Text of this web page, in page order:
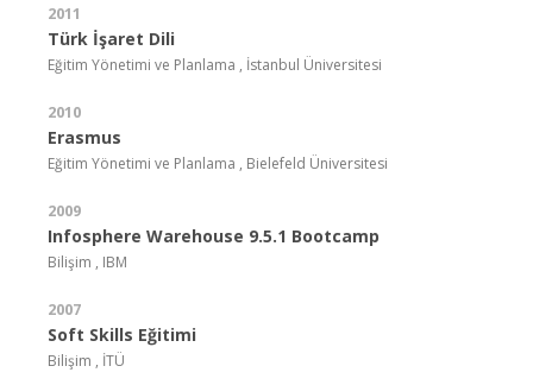
2011
Türk İşaret Dili
Eğitim Yönetimi ve Planlama , İstanbul Üniversitesi
2010
Erasmus
Eğitim Yönetimi ve Planlama , Bielefeld Üniversitesi
2009
Infosphere Warehouse 9.5.1 Bootcamp
Bilişim , IBM
2007
Soft Skills Eğitimi
Bilişim , İTÜ